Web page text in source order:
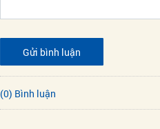
Gửi bình luận
(0) Bình luận